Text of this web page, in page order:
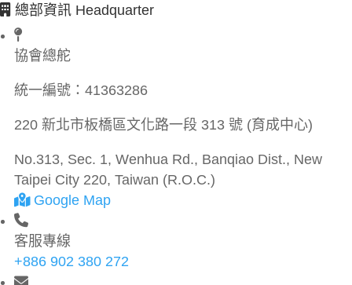
總部資訊 Headquarter
協會總舵
統一編號： 41363286
220 新北市板橋區文化路一段 313 號 (育成中心)
No.313, Sec. 1, Wenhua Rd., Banqiao Dist., New
Taipei City 220, Taiwan (R.O.C.)
Google Map
客服專線
+886 902 380 272